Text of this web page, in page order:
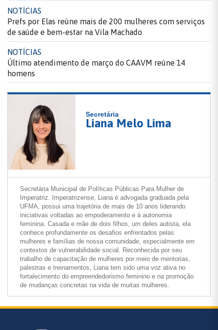
NOTÍCIAS
Prefs por Elas reúne mais de 200 mulheres com serviços
de saúde e bem-estar na Vila Machado
NOTÍCIAS
Último atendimento de março do CAAVM reúne 14
homens
Secretária
Liana Melo Lima
Secretária Municipal de Políticas Públicas Para Mulher de
Imperatriz. Imperatrizense, Liana é advogada graduada pela
UFMA, possui uma trajetória de mais de 10 anos liderando
iniciativas voltadas ao empoderamento e à autonomia
feminina. Casada e mãe de dois filhos, um deles autista, ela
conhece profundamente os desafios enfrentados pelas
mulheres e famílias de nossa comunidade, especialmente em
contextos de vulnerabilidade social. Reconhecida por seu
trabalho de capacitação de mulheres por meio de mentorias,
palestras e treinamentos, Liana tem sido uma voz ativa no
fortalecimento do empreendedorismo feminino e na promoção
de mudanças concretas na vida de muitas mulheres.